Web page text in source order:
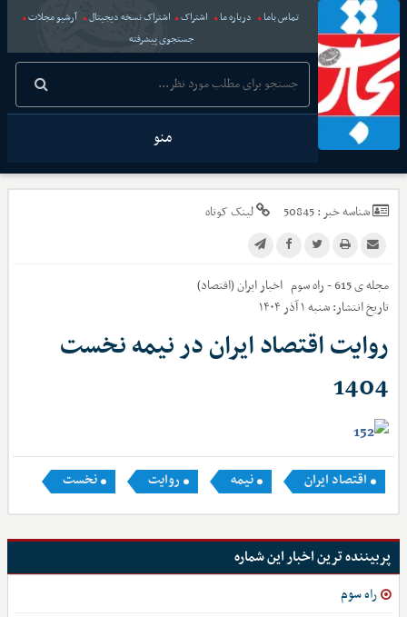
تماس باما درباره ما اشتراک اشتراک نسخه دیجیتال
آرشیو مجلات
جستجوی پیشرفته
منو
شناسه خبر :50845 لینک کوتاه
مجله ی 615 - راه سوم اخبارایران (اقتصاد)
تاریخ انتشار:شنبه ۱ آذر ۱۴۰۴
روایت اقتصاد ایران در نیمه نخست
1404
اقتصاد ایران نیمه روایت نخست
پربیننده ترین اخبار این شماره
راه سوم